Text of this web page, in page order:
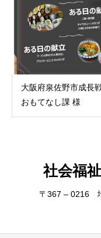
大阪府泉佐野市成長
おもてなし課
社会福
〒367 – 0216